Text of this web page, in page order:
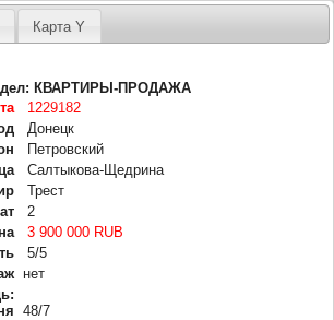
Карта Y
КВАРТИРЫ-ПРОДАЖА
1229182
Донецк
Петровский
Салтыкова-Щедрина
Трест
2
3 900 000 RUB
5/5
нет
48/7